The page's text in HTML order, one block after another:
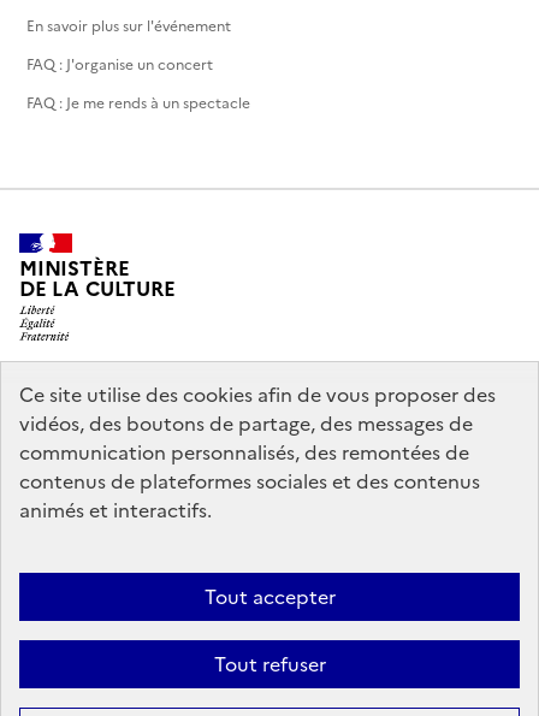
Ce site utilise des cookies afin de vous proposer des
vidéos, des boutons de partage, des messages de
communication personnalisés, des remontées de
contenus de plateformes sociales et des contenus
animés et interactifs.
Tout accepter
Tout refuser
En savoir plus sur l'événement
FAQ : J'organise un concert
FAQ : Je me rends à un spectacle
MINISTÈRE
DE LA CULTURE
legifrance.gouv.fr
info.gouv.fr
service-public.gouv.fr
data.gouv.fr
Accessibilité : partiellement conforme
Politique générale de
Mentions légales
témoins de connexion (cookies)
Crédits